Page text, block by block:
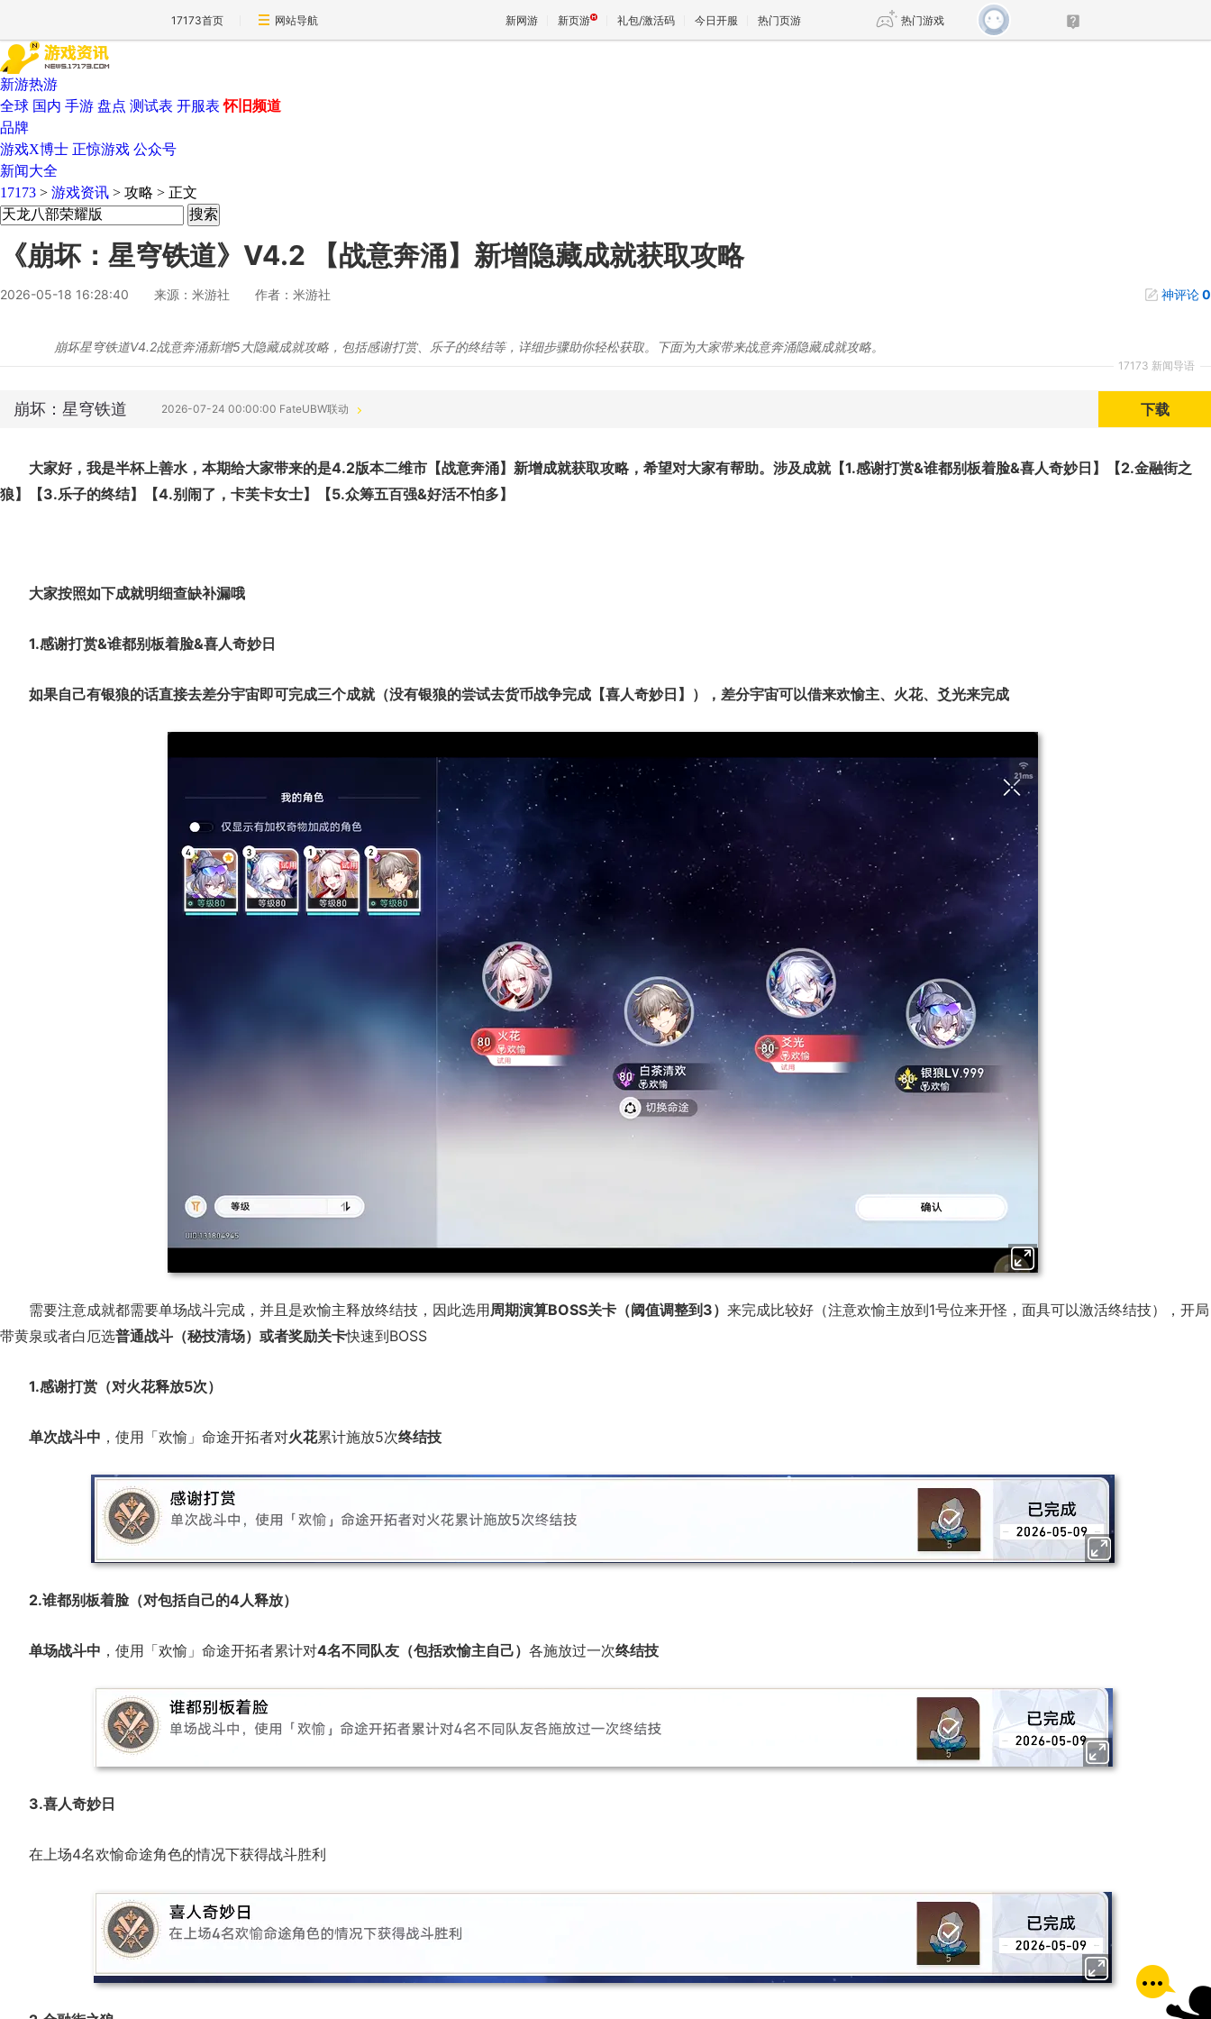
17173首页 网站导航 新网游 新页游 礼包/激活码 今日开服 热门页游 热门游戏
新游热游
全球 国内 手游 盘点 测试表 开服表 怀旧频道
品牌
游戏X博士 正惊游戏 公众号
新闻大全
17173 > 游戏资讯 > 攻略 > 正文
《崩坏：星穹铁道》V4.2 【战意奔涌】新增隐藏成就获取攻略
2026-05-18 16:28:40 来源：米游社 作者：米游社 神评论0
17173 新闻导语
崩坏星穹铁道V4.2战意奔涌新增5大隐藏成就攻略，包括感谢打赏、乐子的终结等，详细步骤助你轻松获取。下面为大家带来战意奔涌隐藏成就攻略。
崩坏：星穹铁道 2026-07-24 00:00:00 FateUBW联动 下载
大家好，我是半杯上善水 ，本期给大家带来的是4.2版本二维市 【战意奔涌】 新增成就获取攻略，希望对大家有帮助。涉及成就【1.感谢打赏&谁都别板着脸&喜人奇妙日】【2.金融街之
狼】【3.乐子的终结】【4.别闹了，卡芙卡女士】【5.众筹五百强&好活不怕多】
大家按照如下成就明细查缺补漏哦
1.感谢打赏&谁都别板着脸&喜人奇妙日
如果自己有银狼的话直接去差分宇宙即可完成三个成就（没有银狼的尝试去货币战争完成 【喜人奇妙日】 ），差分宇宙可以借来欢愉主、火花、爻光来完成
需要注意成就都需要单场战斗完成，并且是欢愉主释放终结技，因此选用周期演算BOSS关卡（阈值调整到3） 来完成比较好（注意欢愉主放到1号位来开怪，面具可以激活终结技），开局
带黄泉或者白厄选普通战斗（秘技清场）或者奖励关卡快速到BOSS
1.感谢打赏（对火花释放5次）
单次战斗中 ，使用「欢愉」命途开拓者对火花累计施放5次终结技
2.谁都别板着脸（对包括自己的4人释放）
单场战斗中 ，使用「欢愉」命途开拓者累计对4名不同队友（包括欢愉主自己） 各施放过一次终结技
3.喜人奇妙日
在上场4名欢愉命途角色的情况下获得战斗胜利